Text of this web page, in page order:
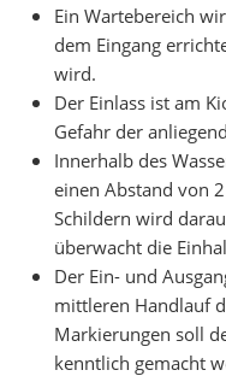
Ein Wartebereich
dem Eingang
wird.
Der Einlass ist am
Gefahr der
Innerhalb des
einen Abstand von
Schildern wird
überwacht die
Der Ein- und
mittleren Handlauf
Markierungen soll
kenntlich gemacht